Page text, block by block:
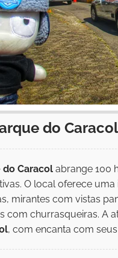
do
do Caracol abrange 100
O local oferece
mirantes com vistas
com churrasqueiras. A
, com encanta com